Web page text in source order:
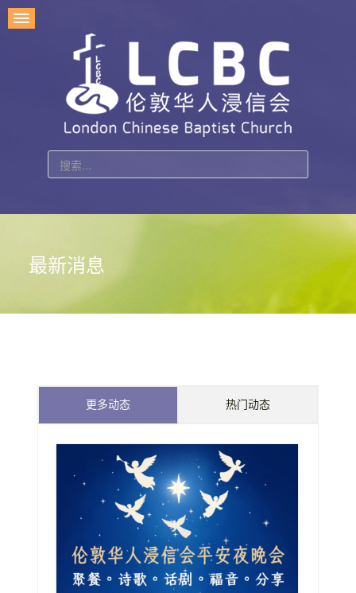
内
最新消息
更多动态 热门动态